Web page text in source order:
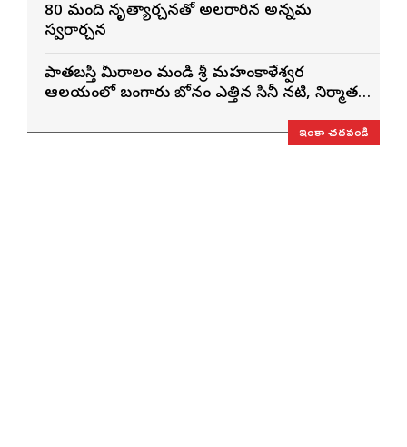
80 మంది నృత్యార్చనతో అలరారిన అన్నమ
స్వరార్చన
పాతబస్తీ మీరాలం మండి శ్రీ మహంకాళేశ్వర
ఆలయంలో బంగారు బోనం ఎత్తిన సినీ నటి, నిర్మాత
ఇంకా చదవండి